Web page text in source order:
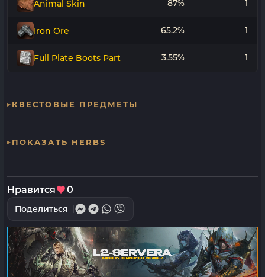
Animal Skin 87% 1
Iron Ore 65.2% 1
Full Plate Boots Part 3.55% 1
КВЕСТОВЫЕ ПРЕДМЕТЫ
ПОКАЗАТЬ HERBS
Нравится 0
Поделиться